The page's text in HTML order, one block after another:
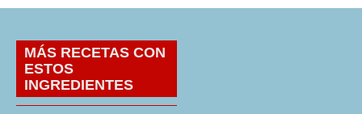
MÁS RECETAS CON
ESTOS
INGREDIENTES